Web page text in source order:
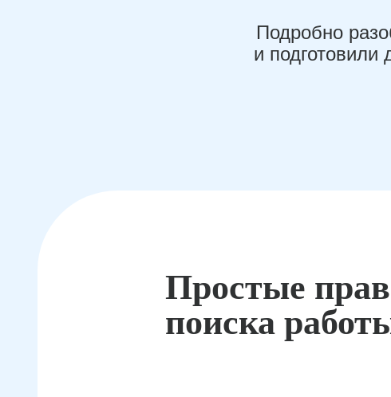
Подробно
и подготовили
Простые
поиска